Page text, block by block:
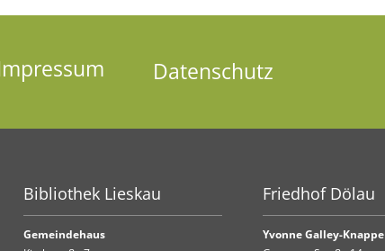
Datenschutz
Bibliothek Lieskau
Gemeindehaus
Friedhof Dölau
Yvonne Galley-Knappe